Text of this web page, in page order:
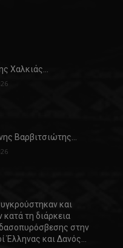
Χαλκιάς…
Βαρβιτσιώτης…
και
κατά τη διάρκεια
στην
Έλληνας και Δανός…